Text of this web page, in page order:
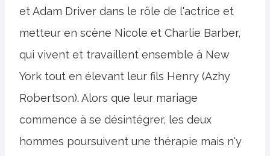
et Adam Driver dans le rôle de l'actrice et
metteur en scène Nicole et Charlie Barber,
qui vivent et travaillent ensemble à New
York tout en élevant leur fils Henry (Azhy
Robertson). Alors que leur mariage
commence à se désintégrer, les deux
hommes poursuivent une thérapie mais n'y